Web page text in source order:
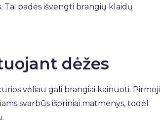
padės išvengti brangių klaidų
dėžes
vėliau gali brangiai kainuoti. Pirmoji
svarbūs išoriniai matmenys, todėl